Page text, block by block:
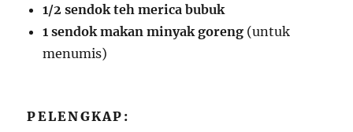
1/2 sendok teh merica bubuk
1 sendok makan minyak goreng (untuk
menumis)
PELENGKAP: